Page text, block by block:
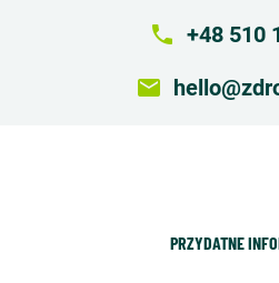
local_phone +48 510
email
PRZYDATNE